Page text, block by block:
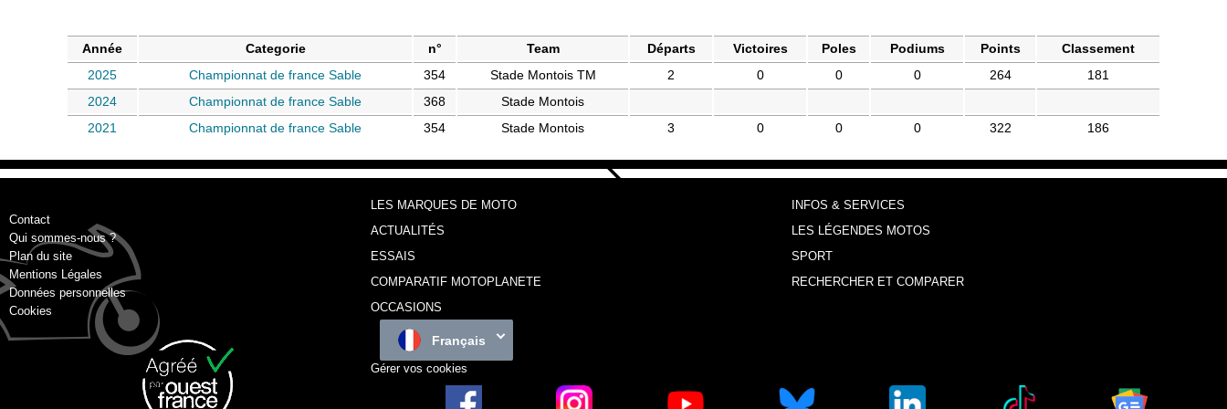
Année Categorie n° Team Départs Victoires Poles Podiums Points
Classement
2025
Championnat de france Sable 354 Stade Montois TM 2 0 0 0 264
181
2024
Championnat de france Sable 368
Stade Montois
2021
Championnat de france Sable 354 Stade Montois 3 0 0 0 322 186
Contact
Qui sommes-nous ?
Plan du site
Mentions Légales
Données personnelles
Cookies
LES MARQUES DE MOTO
INFOS & SERVICES
ACTUALITÉS
LES LÉGENDES MOTOS
ESSAIS
SPORT
COMPARATIF MOTOPLANETE
RECHERCHER ET COMPARER
OCCASIONS
Français
Gérer vos cookies